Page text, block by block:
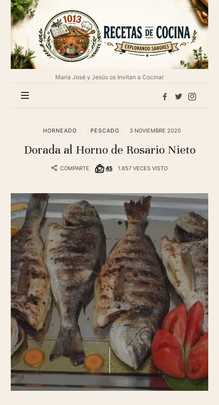
1013
Recetas
de
cocina
María José y Jesús os Invitan a Cocinar
HORNEADO PESCADO 3 NOVIEMBRE 2020
Dorada al Horno de Rosario Nieto
COMPARTE 45 1.657 VECES VISTO